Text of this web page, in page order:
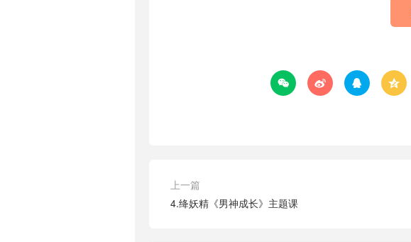
   
上一篇
4.绛妖精《男神成长》主题课